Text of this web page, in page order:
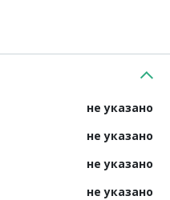
не указано
не указано
не указано
не указано